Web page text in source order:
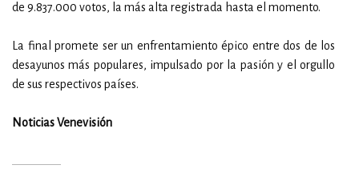
de 9.837.000 votos, la más alta registrada hasta el momento.
La final promete ser un enfrentamiento épico entre dos de los
desayunos más populares, impulsado por la pasión y el orgullo
de sus respectivos países.
Noticias Venevisión